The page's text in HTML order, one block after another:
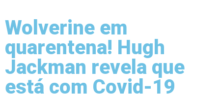
Wolverine em
quarentena! Hugh
Jackman revela que
está com Covid-19